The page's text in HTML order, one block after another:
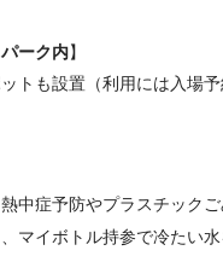
ーク内】
トも設置（利用には入場予
中症予防やプラスチック
マイボトル持参で冷たい